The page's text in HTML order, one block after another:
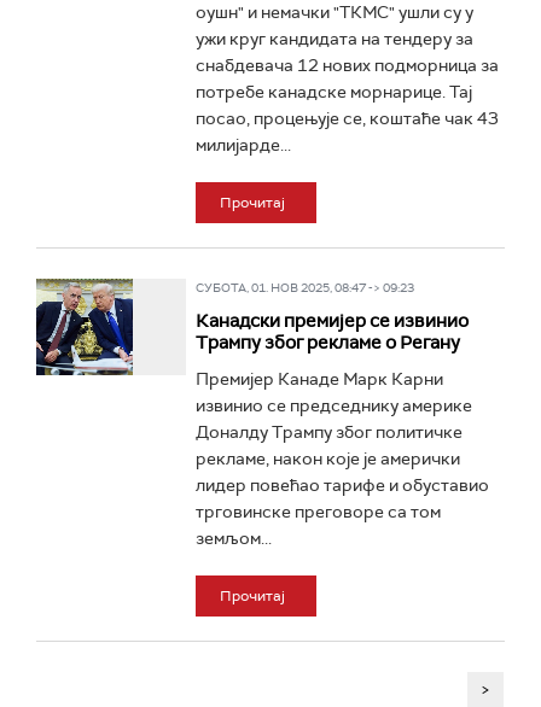
оушн" и немачки "ТКМС" ушли су у
ужи круг кандидата на тендеру за
снабдевача 12 нових подморница за
потребе канадске морнарице. Тај
посао, процењује се, коштаће чак 43
милијарде...
Прочитај
СУБОТА, 01. НОВ 2025, 08:47 -> 09:23
Канадски премијер се извинио
Трампу због рекламе о Регану
Премијер Канаде Марк Карни
извинио се председнику америке
Доналду Трампу због политичке
рекламе, након које је амерички
лидер повећао тарифе и обуставио
трговинске преговоре са том
земљом...
Прочитај
>